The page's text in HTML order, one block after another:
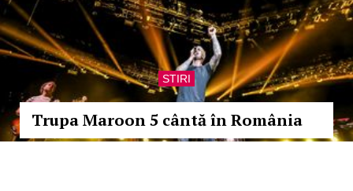
STIRI
Trupa Maroon 5 cântă în România